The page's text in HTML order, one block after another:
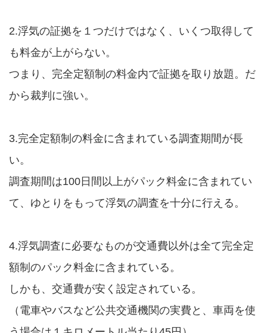
2.浮気の証拠を１つだけではなく、いくつ取得して
も料金が上がらない。
つまり、完全定額制の料金内で証拠を取り放題。だ
から裁判に強い。
3.完全定額制の料金に含まれている調査期間が長
い。
調査期間は100日間以上がパック料金に含まれてい
て、ゆとりをもって浮気の調査を十分に行える。
4.浮気調査に必要なものが交通費以外は全て完全定
額制のパック料金に含まれている。
しかも、交通費が安く設定されている。
（電車やバスなど公共交通機関の実費と、車両を使